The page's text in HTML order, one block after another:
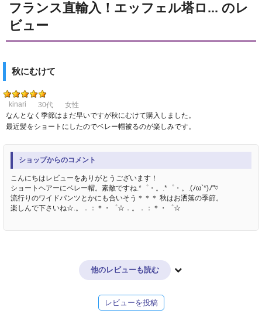
フランス直輸入！エッフェル塔ロ... のレ
ビュー
秋にむけて
kinari 30代
女性
なんとなく季節はまだ早いですが秋にむけて購入しました。
最近髪をショートにしたのでベレー帽被るのが楽しみです。
ショップからのコメント
こんにちはレビューをありがとうございます！
ショートヘアーにベレー帽。素敵ですね.*゜・。.*゜・。.(ﾉω`*)ﾉ"♡
流行りのワイドパンツとかにも合いそう＊＊＊ 秋はお洒落の季節。
楽しんで下さいね☆.。．：＊・゜☆．。．：＊・゜☆
他のレビューも読む
レビューを投稿